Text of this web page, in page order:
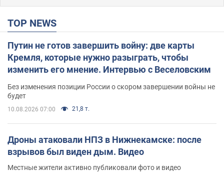
TOP NEWS
Путин не готов завершить войну: две карты
Кремля, которые нужно разыграть, чтобы
изменить его мнение. Интервью с Веселовским
Без изменения позиции России о скором завершении войны не
будет
10.08.2026 07:00 21,8 т.
Дроны атаковали НПЗ в Нижнекамске: после
взрывов был виден дым. Видео
Местные жители активно публиковали фото и видео